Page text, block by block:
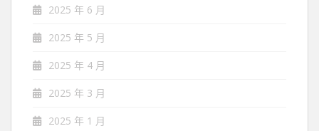
2025 年 6 月
2025 年 5 月
2025 年 4 月
2025 年 3 月
2025 年 1 月